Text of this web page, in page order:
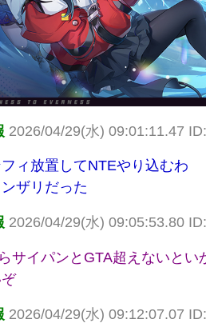
2026/04/29(水) 09:01:11.47
ィ放置してNTEやり込むわ
ザリだった
2026/04/29(水) 09:05:53.80
サイパンとGTA超えないとい
2026/04/29(水) 09:12:07.07